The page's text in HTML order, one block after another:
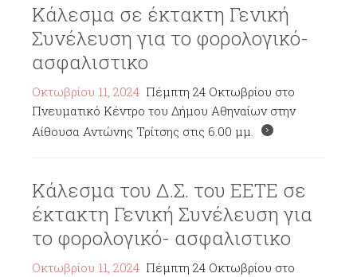
Κάλεσμα σε έκτακτη Γενική
Συνέλευση για το φορολογικό-
ασφαλιστικο
Οκτωβρίου 11, 2024 Πέμπτη 24 Οκτωβρίου στο
Πνευματικό Κέντρο του Δήμου Αθηναίων στην
Αίθουσα Αντώνης Τρίτσης στις 6.00 μμ.
Κάλεσμα του Δ.Σ. του ΕΕΤΕ σε
έκτακτη Γενική Συνέλευση για
το φορολογικό- ασφαλιστικο
Οκτωβρίου 11, 2024 Πέμπτη 24 Οκτωβρίου στο